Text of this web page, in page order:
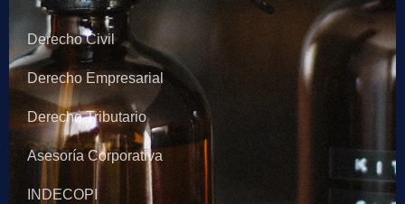
Derecho Civil
Derecho Empresarial
Derecho Tributario
Asesoría Corporativa
INDECOPI